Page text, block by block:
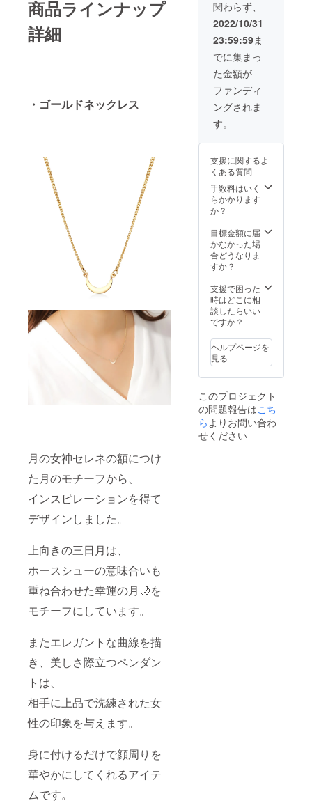
商品ラインナップ
詳細
・ゴールドネックレス
月の女神セレネの額につけ
た月のモチーフから、
インスピレーションを得て
デザインしました。
上向きの三日月は、
ホースシューの意味合いも
重ね合わせた幸運の月🌙を
モチーフにしています。
またエレガントな曲線を描
き、美しさ際立つペンダン
トは、
相手に上品で洗練された女
性の印象を与えます。
身に付けるだけで顔周りを
華やかにしてくれるアイテ
ムです。
関わらず、
2022/10/31
23:59:59ま
でに集まっ
た金額が
ファンディ
ングされま
す。
支援に関するよ
くある質問
手数料はいく
らかかります
か？
目標金額に届
かなかった場
合どうなりま
すか？
支援で困った
時はどこに相
談したらいい
ですか？
ヘルプページを
見る
このプロジェクト
の問題報告はこち
らよりお問い合わ
せください